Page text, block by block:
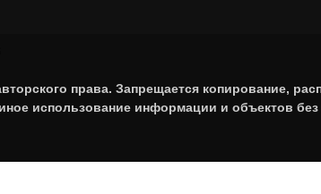
права. Запрещается копирование,
использование информации и объектов без